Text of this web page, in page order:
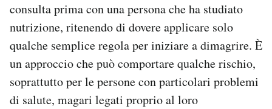
consulta prima con una persona che ha studiato
nutrizione, ritenendo di dovere applicare solo
qualche semplice regola per iniziare a dimagrire. È
un approccio che può comportare qualche rischio,
soprattutto per le persone con particolari problemi
di salute, magari legati proprio al loro